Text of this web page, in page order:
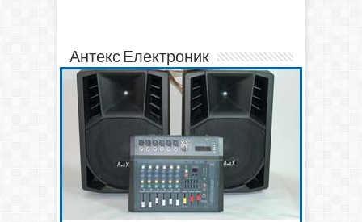
Антекс Електроник